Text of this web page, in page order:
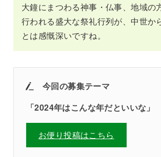
大鐘にまつわる神事・仏事、地域の
行われる盛大な祭礼行列が、中世か
とは感慨深いですね。
今回の募集テーマ
「2024年はこんな年だといいな 」
お便り投稿はこちら